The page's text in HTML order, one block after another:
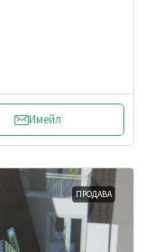
Имейл
ПРОДАВА